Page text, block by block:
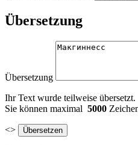
Übersetzung
Übersetzung
Ihr Text wurde teilweise übersetzt.
Sie können maximal 5000
<>